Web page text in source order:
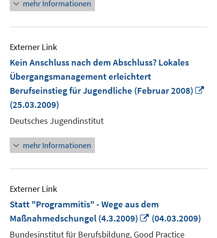
mehr Informationen
Externer Link
Kein Anschluss nach dem Abschluss? Lokales
Übergangsmanagement erleichtert
Berufseinstieg für Jugendliche (Februar 2008)
(25.03.2009)
Deutsches Jugendinstitut
mehr Informationen
Externer Link
Statt "Programmitis" - Wege aus dem
Maßnahmedschungel (4.3.2009)
In
neuem
(04.03.2009)
Bundesinstitut für Berufsbildung, Good Practice